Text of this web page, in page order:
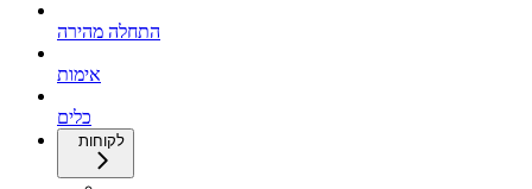
התחלה מהירה
אימות
כלים
לקוחות